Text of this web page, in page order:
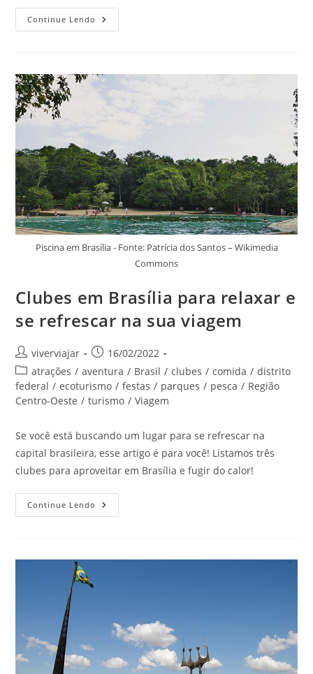
Continue Lendo Parques
Aquáticos
Conhecer
Hoje
E
Se
Divertir
Piscina em Brasília - Fonte: Patrícia dos Santos – Wikimedia
Commons
Clubes em Brasília para relaxar e
se refrescar na sua viagem
Autor
do
post:
viverviajar
Post
publicado:
16/02/2022
Categoria
do
post:
atrações / aventura / Brasil / clubes / comida / distrito
federal / ecoturismo / festas / parques / pesca / Região
Centro-Oeste / turismo / Viagem
Se você está buscando um lugar para se refrescar na
capital brasileira, esse artigo é para você! Listamos três
clubes para aproveitar em Brasília e fugir do calor!
Continue Lendo Clubes
Em
Se